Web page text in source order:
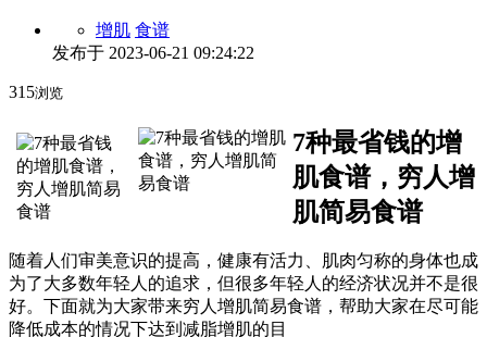
增肌 食谱
发布于 2023-06-21 09:24:22
315浏览
7种最省钱的增
肌食谱，穷人增
肌简易食谱
随着人们审美意识的提高，健康有活力、肌肉匀称的身体也成
为了大多数年轻人的追求，但很多年轻人的经济状况并不是很
好。下面就为大家带来穷人增肌简易食谱，帮助大家在尽可能
降低成本的情况下达到减脂增肌的目